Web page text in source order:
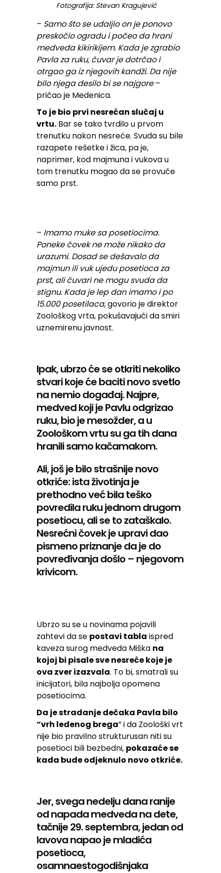
Fotografija: Stevan Kragujević
– Samo što se udaljio on je ponovo
preskočio ogradu i počeo da hrani
medveda kikirikijem. Kada je zgrabio
Pavla za ruku, čuvar je dotrčao i
otrgao ga iz njegovih kandži. Da nije
bilo njega desilo bi se najgore–
pričao je Medenica.
To je bio prvi nesrećan slučaj u
vrtu. Bar se tako tvrdilo u prvom
trenutku nakon nesreće. Svuda su bile
razapete rešetke i žica, pa je,
naprimer, kod majmuna i vukova u
tom trenutku mogao da se provuče
samo prst.
– Imamo muke sa posetiocima.
Poneke čovek ne može nikako da
urazumi. Dosad se dešavalo da
majmun ili vuk ujedu posetioca za
prst, ali čuvari ne mogu svuda da
stignu. Kada je lep dan imamo i po
15.000 posetilaca, govorio je direktor
Zoološkog vrta, pokuśavajući da smiri
uznemirenu javnost.
Ipak, ubrzo će se otkriti nekoliko
stvari koje će baciti novo svetlo
na nemio događaj. Najpre,
medved koji je Pavlu odgrizao
ruku, bio je mesožder, a u
Zoološkom vrtu su ga tih dana
hranili samo kačamakom.
Ali, još je bilo strašnije novo
otkriće: ista životinja je
prethodno već bila teško
povredila ruku jednom drugom
posetiocu, ali se to zataškalo.
Nesrećni čovek je upravi dao
pismeno priznanje da je do
povređivanja došlo – njegovom
krivicom.
Ubrzo su se u novinama pojavili
zahtevi da se postavi tabla ispred
kaveza surog medveda Miška na
kojoj bi pisale sve nesreće koje je
ova zver izazvala. To bi, smatrali su
inicijatori, bila najbolja opomena
posetiocima.
Da je stradanje dečaka Pavla bilo
“vrh ledenog brega” i da Zoološki vrt
nije bio pravilno strukturusan niti su
posetioci bili bezbedni, pokazaće se
kada bude odjeknulo novo otkriće.
Jer, svega nedelju dana ranije
od napada medveda na dete,
tačnije 29. septembra, jedan od
lavova napao je mladića
posetioca,
osamnaestogodišnjaka